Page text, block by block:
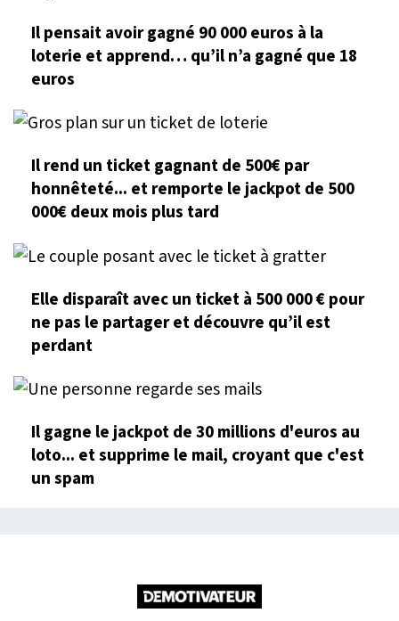
Il pensait avoir gagné 90 000 euros à la
loterie et apprend… qu’il n’a gagné que 18
euros
Il rend un ticket gagnant de 500€ par
honnêteté... et remporte le jackpot de 500
000€ deux mois plus tard
Elle disparaît avec un ticket à 500 000 € pour
ne pas le partager et découvre qu’il est
perdant
Il gagne le jackpot de 30 millions d'euros au
loto... et supprime le mail, croyant que c'est
un spam